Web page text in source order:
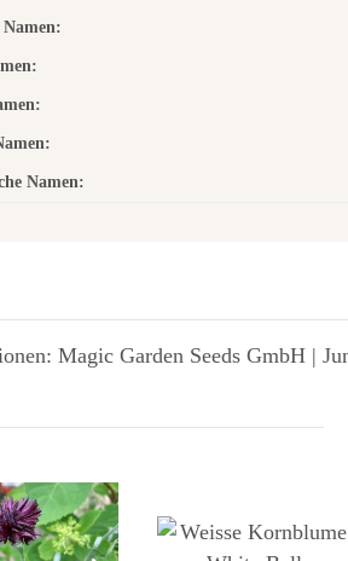
Namen:
Namen:
Magic Garden Seeds GmbH |